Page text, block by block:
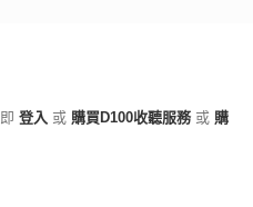
登入 或 購買D100收聽服務 或 購